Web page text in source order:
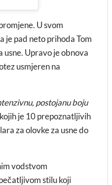
U svom
je pad neto prihoda Tom
usne. Upravo je obnova
usmjeren na
postojanu boju
je 10 prepoznatljivih
za olovke za usne do
vodstvom
stilu koji